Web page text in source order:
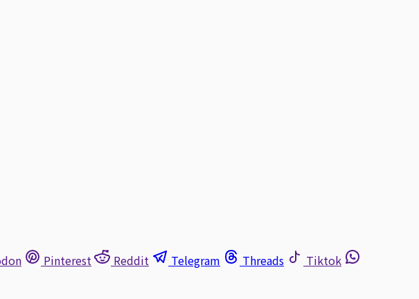
Pinterest Reddit Telegram Threads
Tiktok